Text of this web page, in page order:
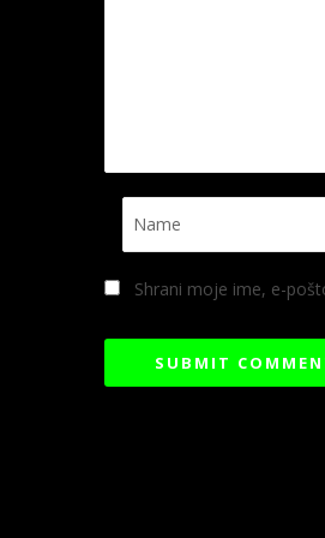
Shrani moje ime, e-